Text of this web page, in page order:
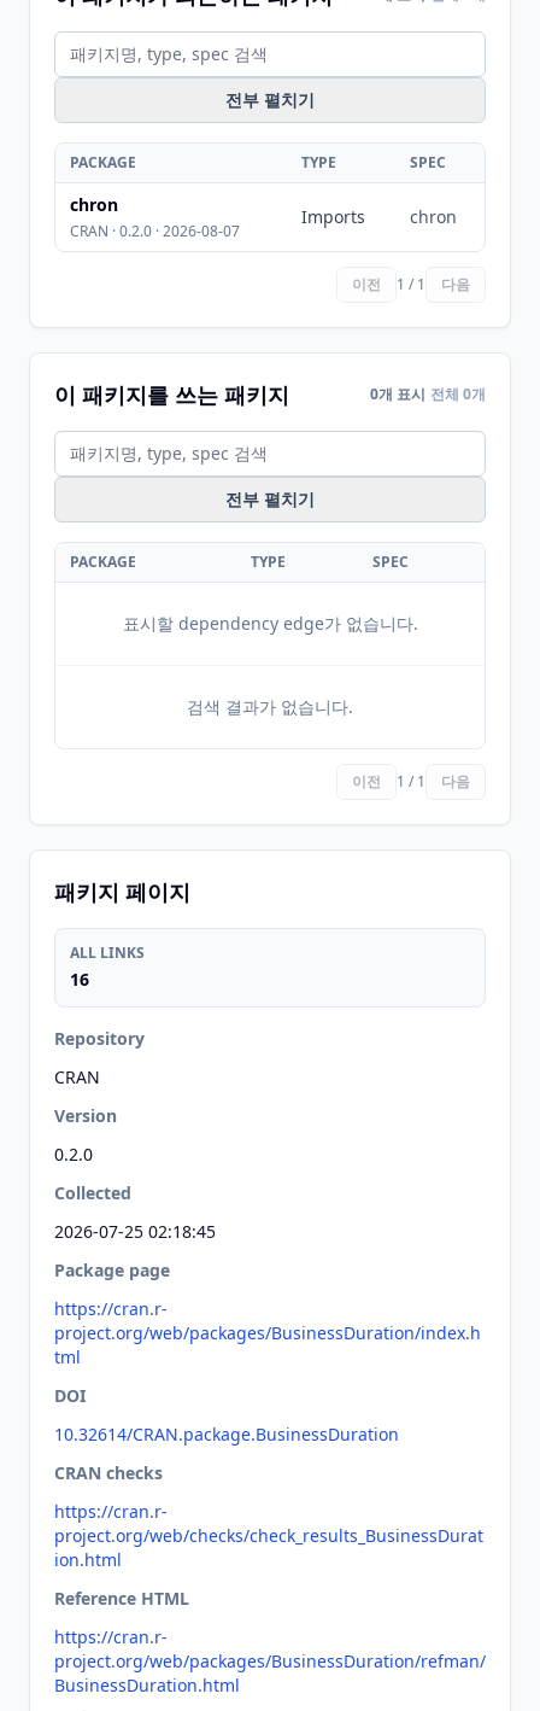
전부 펼치기
PACKAGE TYPE SPEC
chron
CRAN · 0.2.0 · 2026-08-07
Imports chron
이전 1 / 1 다음
이 패키지를 쓰는 패키지 0개 표시 전체 0개
전부 펼치기
PACKAGE TYPE SPEC
표시할 dependency edge가 없습니다.
검색 결과가 없습니다.
이전 1 / 1 다음
패키지 페이지
ALL LINKS
16
Repository
CRAN
Version
0.2.0
Collected
2026-07-25 02:18:45
Package page
https://cran.r-
project.org/web/packages/BusinessDuration/index.h
tml
DOI
10.32614/CRAN.package.BusinessDuration
CRAN checks
https://cran.r-
project.org/web/checks/check_results_BusinessDurat
ion.html
Reference HTML
https://cran.r-
project.org/web/packages/BusinessDuration/refman/
BusinessDuration.html